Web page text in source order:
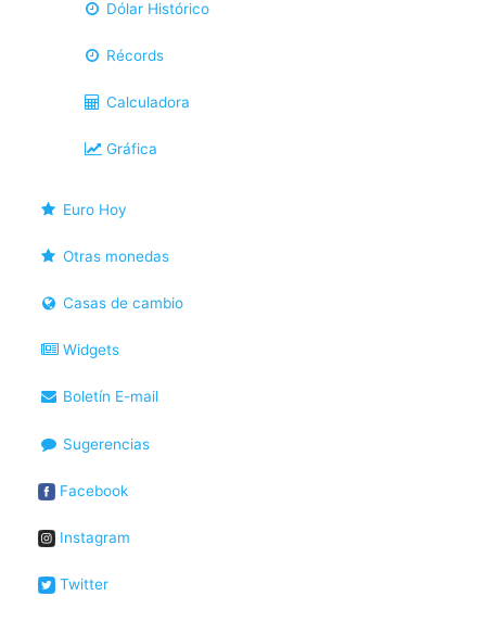
Dólar Histórico
Récords
Calculadora
Gráfica
Euro Hoy
Otras monedas
Casas de cambio
Widgets
Boletín E-mail
Sugerencias
Facebook
Instagram
Twitter